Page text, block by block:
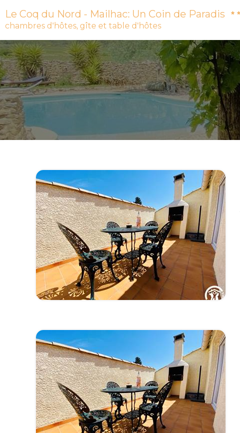
Le Coq du Nord - Mailhac: Un Coin de Paradis
chambres d'hôtes, gîte et table d'hôtes